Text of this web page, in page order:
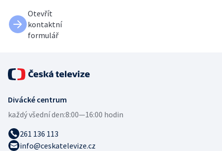
Otevřít
kontaktní
formulář
Divácké centrum
každý všední den:8:00—16:00 hodin
261 136 113
info@ceskatelevize.cz